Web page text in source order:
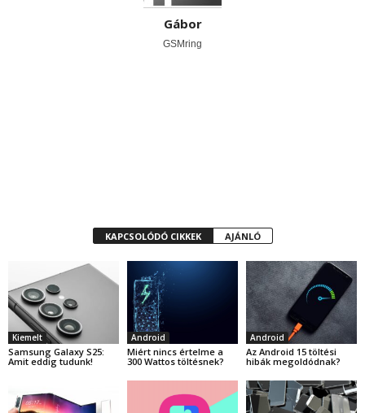
Gábor
GSMring
KAPCSOLÓDÓ CIKKEK AJÁNLÓ
Kiemelt
Samsung Galaxy S25:
Amit eddig tudunk!
Android
Miért nincs értelme a
300 Wattos töltésnek?
Android
Az Android 15 töltési
hibák megoldódnak?